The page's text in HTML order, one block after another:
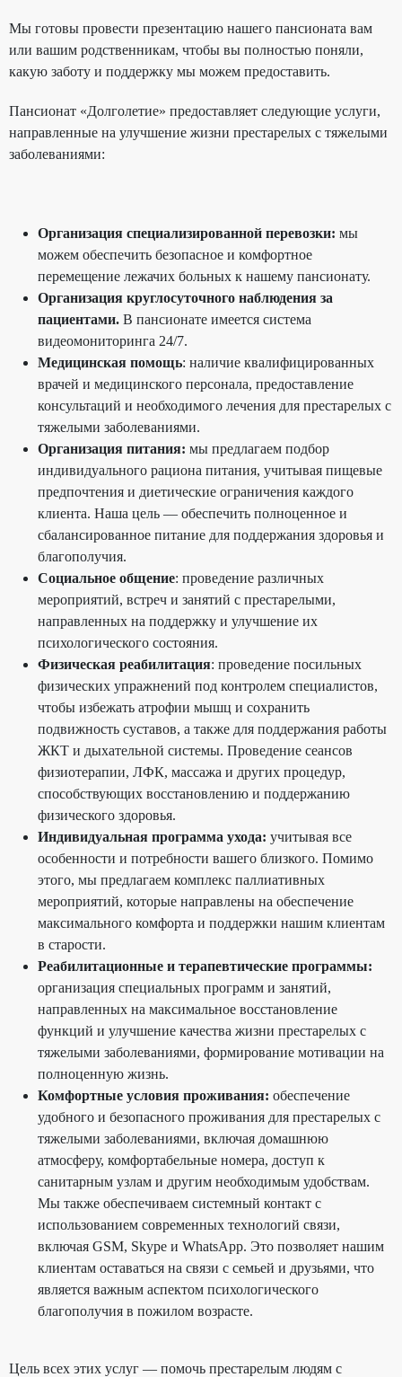
Мы готовы провести презентацию нашего пансионата вам
или вашим родственникам, чтобы вы полностью поняли,
какую заботу и поддержку мы можем предоставить.
Пансионат «Долголетие» предоставляет следующие услуги,
направленные на улучшение жизни престарелых с тяжелыми
заболеваниями:
Организация специализированной перевозки: мы
можем обеспечить безопасное и комфортное
перемещение лежачих больных к нашему пансионату.
Организация круглосуточного наблюдения за
пациентами. В пансионате имеется система
видеомониторинга 24/7.
Медицинская помощь: наличие квалифицированных
врачей и медицинского персонала, предоставление
консультаций и необходимого лечения для престарелых с
тяжелыми заболеваниями.
Организация питания: мы предлагаем подбор
индивидуального рациона питания, учитывая пищевые
предпочтения и диетические ограничения каждого
клиента. Наша цель — обеспечить полноценное и
сбалансированное питание для поддержания здоровья и
благополучия.
Социальное общение: проведение различных
мероприятий, встреч и занятий с престарелыми,
направленных на поддержку и улучшение их
психологического состояния.
Физическая реабилитация: проведение посильных
физических упражнений под контролем специалистов,
чтобы избежать атрофии мышц и сохранить
подвижность суставов, а также для поддержания работы
ЖКТ и дыхательной системы. Проведение сеансов
физиотерапии, ЛФК, массажа и других процедур,
способствующих восстановлению и поддержанию
физического здоровья.
Индивидуальная программа ухода: учитывая все
особенности и потребности вашего близкого. Помимо
этого, мы предлагаем комплекс паллиативных
мероприятий, которые направлены на обеспечение
максимального комфорта и поддержки нашим клиентам
в старости.
Реабилитационные и терапевтические программы:
организация специальных программ и занятий,
направленных на максимальное восстановление
функций и улучшение качества жизни престарелых с
тяжелыми заболеваниями, формирование мотивации на
полноценную жизнь.
Комфортные условия проживания: обеспечение
удобного и безопасного проживания для престарелых с
тяжелыми заболеваниями, включая домашнюю
атмосферу, комфортабельные номера, доступ к
санитарным узлам и другим необходимым удобствам.
Мы также обеспечиваем системный контакт с
использованием современных технологий связи,
включая GSM, Skype и WhatsApp. Это позволяет нашим
клиентам оставаться на связи с семьей и друзьями, что
является важным аспектом психологического
благополучия в пожилом возрасте.
Цель всех этих услуг — помочь престарелым людям с